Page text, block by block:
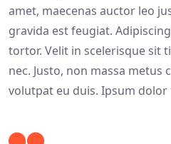
amet, maecenas auctor leo
gravida est feugiat.
tortor. Velit in scelerisque sit
nec. Justo, non massa metus
volutpat eu duis. Ipsum